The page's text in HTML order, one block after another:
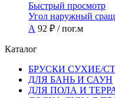
Быстрый просмотр
Угол наружный
А 92 ₽ / пог.м
Каталог
БРУСКИ СУХИЕ/
ДЛЯ БАНЬ И САУН
ДЛЯ ПОЛА И